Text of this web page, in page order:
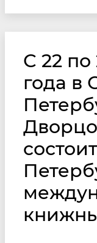
С 22 по
года в